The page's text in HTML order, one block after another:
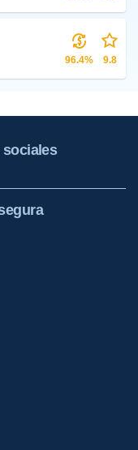
96.4% 9.8
sociales